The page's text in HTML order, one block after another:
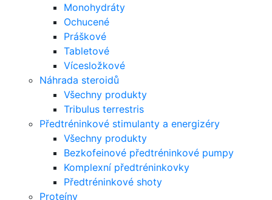
Monohydráty
Ochucené
Práškové
Tabletové
Vícesložkové
Náhrada steroidů
Všechny produkty
Tribulus terrestris
Předtréninkové stimulanty a energizéry
Všechny produkty
Bezkofeinové předtréninkové pumpy
Komplexní předtréninkovky
Předtréninkové shoty
Proteíny